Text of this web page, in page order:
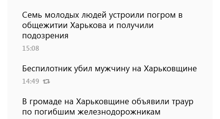
Семь молодых людей устроили погром в
общежитии Харькова и получили
подозрения
15:08
Беспилотник убил мужчину на Харьковщине
14:49
В громаде на Харьковщине объявили траур
по погибшим железнодорожникам